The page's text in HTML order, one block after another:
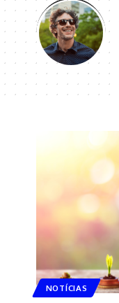
NOTÍCIAS